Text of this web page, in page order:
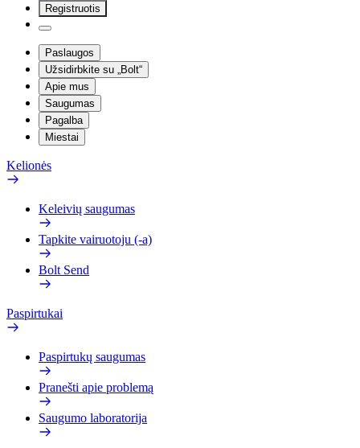
Registruotis
Paslaugos
Užsidirbkite su „Bolt“
Apie mus
Saugumas
Pagalba
Miestai
Kelionės
Keleivių saugumas
Tapkite vairuotoju (-a)
Bolt Send
Paspirtukai
Paspirtukų saugumas
Pranešti apie problemą
Saugumo laboratorija